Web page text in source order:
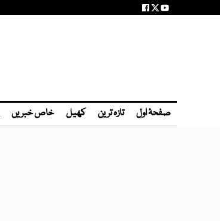
صفحۂ اول تازہ ترین کھیل خاص خبریں